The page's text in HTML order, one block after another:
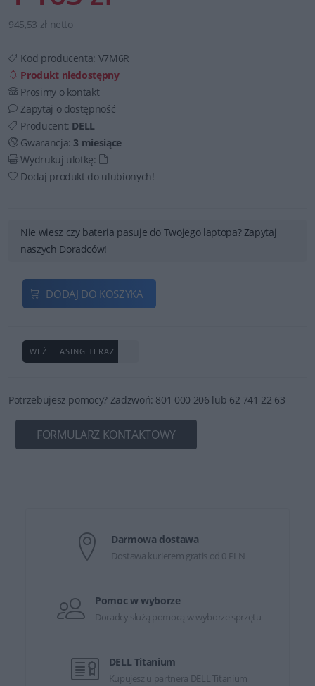
945,53 zł netto
Kod producenta: V7M6R
Produkt niedostępny
Prosimy o kontakt
Zapytaj o dostępność
Producent: DELL
Gwarancja:3 miesiące
Wydrukuj ulotkę:
Dodaj produkt do ulubionych!
Nie wiesz czy bateria pasuje do Twojego laptopa? Zapytaj
naszych Doradców!
DODAJ DO KOSZYKA
WEŹ LEASING TERAZ
Potrzebujesz pomocy? Zadzwoń: 801 000 206 lub 62 741 22 63
FORMULARZ KONTAKTOWY
Darmowa dostawa
Dostawa kurierem gratis od 0 PLN
Pomoc w wyborze
Doradcy służą pomocą w wyborze sprzętu
DELL Titanium
Kupujesz u partnera DELL Titanium